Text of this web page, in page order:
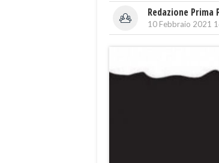
Redazione
10 Febbraio 2021